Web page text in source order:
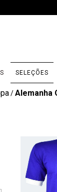
SELEÇÕES
/Alemanha